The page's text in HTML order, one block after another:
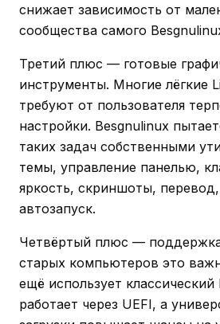
снижает зависимость от
сообщества самого
Третий плюс — готовые
инструменты. Многие лёгкие
требуют от пользователя
настройки. Besgnulinux
таких задач собственными
темы, управление панелью,
яркость, скриншоты,
автозапуск.
Четвёртый плюс —
старых компьютеров это
ещё использует классический
работает через UEFI, а